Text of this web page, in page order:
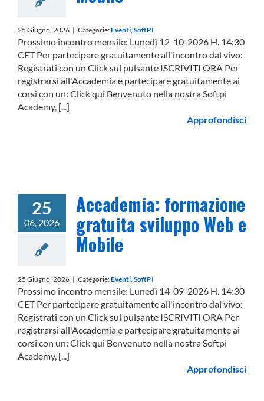
25 Giugno, 2026 | Categorie:Eventi, SoftPI
Prossimo incontro mensile: Lunedì 12-10-2026 H. 14:30
CET Per partecipare gratuitamente all'incontro dal vivo:
Registrati con un Click sul pulsante ISCRIVITI ORA Per
registrarsi all'Accademia e partecipare gratuitamente ai
corsi con un: Click qui Benvenuto nella nostra Softpi
Academy, [...]
Approfondisci
25
06, 2026
Accademia: formazione
gratuita sviluppo Web e
Mobile
25 Giugno, 2026 | Categorie:Eventi, SoftPI
Prossimo incontro mensile: Lunedì 14-09-2026 H. 14:30
CET Per partecipare gratuitamente all'incontro dal vivo:
Registrati con un Click sul pulsante ISCRIVITI ORA Per
registrarsi all'Accademia e partecipare gratuitamente ai
corsi con un: Click qui Benvenuto nella nostra Softpi
Academy, [...]
Approfondisci